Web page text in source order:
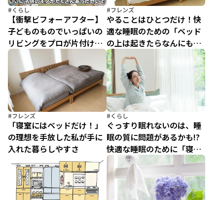
#くらし
【衝撃ビフォーアフター】
子どものものでいっぱいの
リビングをプロが片付けた
ら…大量のおもちゃを捨て
ずに片づける技とは
#フレンズ
やることはひとつだけ！快
適な睡眠のための「ベッド
の上は起きたらなんにもな
い」にする方法
#フレンズ
「寝室にはベッドだけ！」
の理想を手放した私が手に
入れた暮らしやすさ
#くらし
ぐっすり眠れないのは、睡
眠の質に問題があるかも!?
快適な睡眠のために「寝室
の換気」を見直そう！